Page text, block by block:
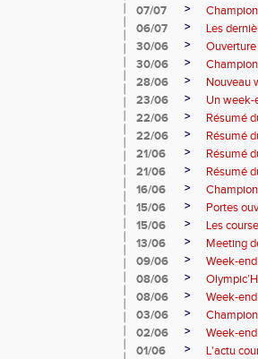
07/07 >
06/07
>
Les
30/06
>
30/06
>
28/06
>
Nouveau
23/06
>
Un week-
22/06
>
Résumé
22/06
>
Résumé
21/06
>
Résumé
21/06
>
Résumé
16/06
>
15/06
>
Portes
15/06
>
Les
13/06
>
Meeting
09/06
>
Week-
08/06
>
08/06
>
Week-
03/06
>
02/06
>
Week-
01/06
> L'actu